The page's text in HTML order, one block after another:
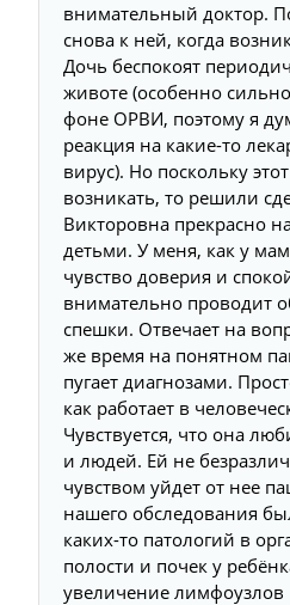
внимательный доктор.
снова к ней, когда
Дочь беспокоят
животе (особенно
фоне ОРВИ, поэтому я
реакция на какие-то
вирус). Но поскольку
возникать, то решили
Викторовна прекрасно
детьми. У меня, как у
чувство доверия и
внимательно проводит
спешки. Отвечает на
же время на понятном
пугает диагнозами.
как работает в
Чувствуется, что она
и людей. Ей не
чувством уйдет от нее
нашего обследования
каких-то патологий в
полости и почек у
увеличение лимфоузлов